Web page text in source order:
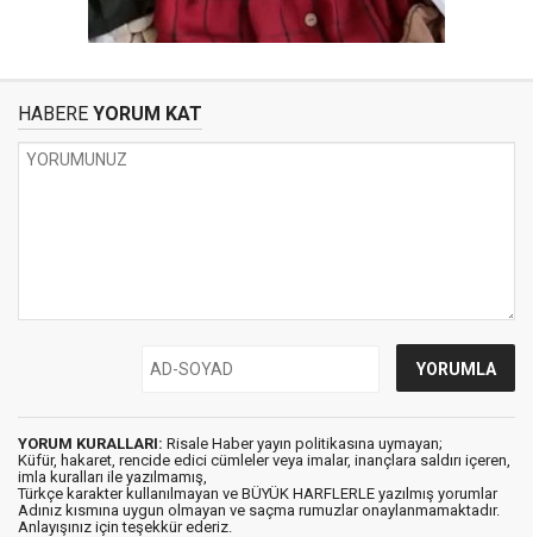
HABERE YORUM KAT
YORUM KURALLARI: Risale Haber yayın politikasına uymayan;
Küfür, hakaret, rencide edici cümleler veya imalar, inançlara saldırı içeren,
imla kuralları ile yazılmamış,
Türkçe karakter kullanılmayan ve BÜYÜK HARFLERLE yazılmış yorumlar
Adınız kısmına uygun olmayan ve saçma rumuzlar onaylanmamaktadır.
Anlayışınız için teşekkür ederiz.